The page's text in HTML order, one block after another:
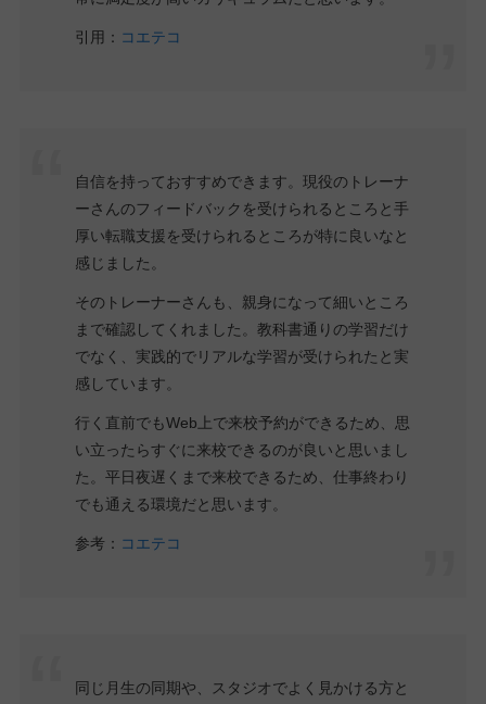
引用： コエテコ
自信を持っておすすめできます。現役のトレーナ
ーさんのフィードバックを受けられるところと手
厚い転職支援を受けられるところが特に良いなと
感じました。
そのトレーナーさんも、親身になって細いところ
まで確認してくれました。教科書通りの学習だけ
でなく、実践的でリアルな学習が受けられたと実
感しています。
行く直前でもWeb上で来校予約ができるため、思
い立ったらすぐに来校できるのが良いと思いまし
た。平日夜遅くまで来校できるため、仕事終わり
でも通える環境だと思います。
参考： コエテコ
同じ月生の同期や、スタジオでよく見かける方と